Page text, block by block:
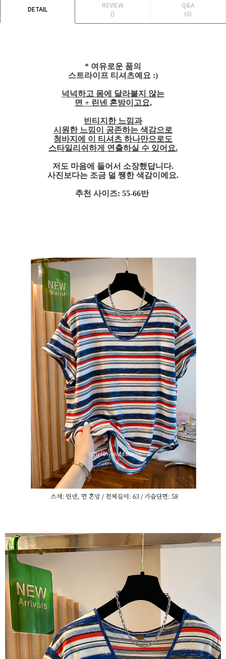
DETAIL
REVIEW
()
Q&A
(0)
* 여유로운 품의
스트라이프 티셔츠예요 :)
넉넉하고 몸에 달라붙지 않는
면 + 린넨 혼방이고요,
빈티지한 느낌과
시원한 느낌이 공존하는 색감으로
청바지에 이 티셔츠 하나만으로도
스타일리쉬하게 연출하실 수 있어요.
저도 마음에 들어서 소장했답니다.
사진보다는 조금 덜 쨍한 색감이에요.
추천 사이즈: 55-66반